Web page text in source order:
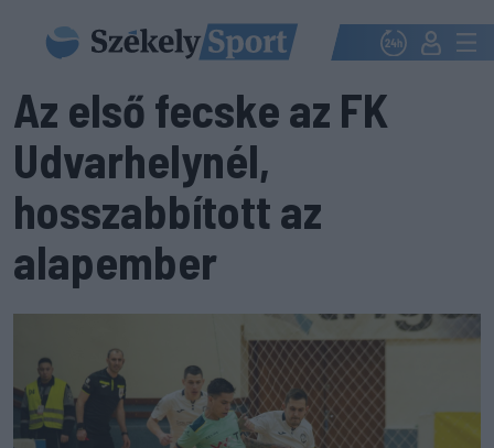
Az első fecske az FK
Udvarhelynél,
hosszabbított az
alapember